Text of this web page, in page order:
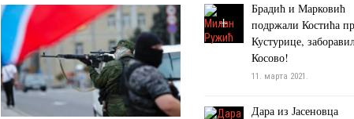
Брадић и Марковић
подржали Костића
Кустурице,
Косово!
11. марта 2021.
Дара из Јасеновца